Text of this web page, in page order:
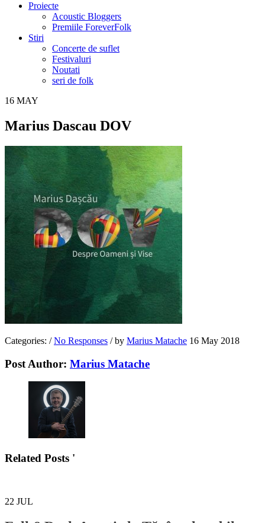
Proiecte
Acoustic Bloggers
Premiile ForeverFolk
Stiri
Concerte de suflet
Festivaluri
Noutati
seri de folk
16 MAY
Marius Dascau DOV
Categories: / No Responses /by Marius Matache 16 May 2018
Post Author: Marius Matache
Related Posts '
22 JUL